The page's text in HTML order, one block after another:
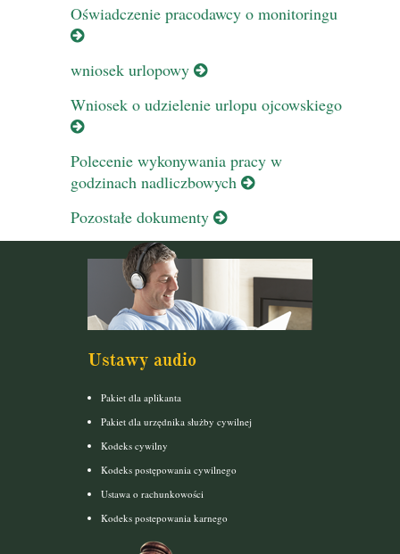
Oświadczenie pracodawcy o monitoringu
wniosek urlopowy
Wniosek o udzielenie urlopu ojcowskiego
Polecenie wykonywania pracy w
godzinach nadliczbowych
Pozostałe dokumenty
Ustawy audio
Pakiet dla aplikanta
Pakiet dla urzędnika służby cywilnej
Kodeks cywilny
Kodeks postępowania cywilnego
Ustawa o rachunkowości
Kodeks postepowania karnego